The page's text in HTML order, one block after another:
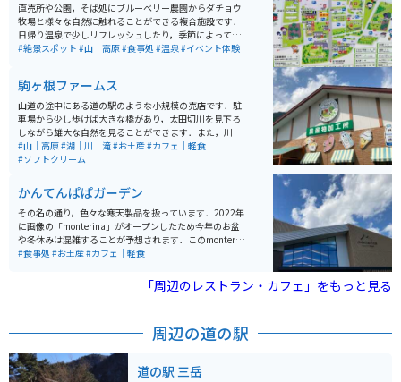
直売所や公園，そば処にブルーベリー農園からダチョウ
牧場と様々な自然に触れることができる複合施設です．
日帰り温泉で少しリフレッシュしたり，季節によっては
果物や野菜の収穫体験ができたり，キックバイク体験コ
#絶景スポット #山｜高原#食事処 #温泉#イベント体験
駒ヶ根ファームス
山道の途中にある道の駅のような小規模の売店です．駐
車場から少し歩けば大きな橋があり，太田切川を見下ろ
しながら雄大な自然を見ることができます．また，川に
降りることもでき，夏でも冷たい水で川遊びが楽しめま
す．川で遊んだ後のすずらんソフトクリームは絶品で
#山｜高原#湖｜川｜滝#お土産#カフェ｜軽食
#ソフトクリーム
かんてんぱぱガーデン
その名の通り，色々な寒天製品を扱っています．2022年
に画像の「monterina」がオープンしたため今年のお盆
や冬休みは混雑することが予想されます．このmonterin
aは，寒天に限らず，全国の珍味や長野県の地酒(日本酒)
と思います．地方の意外な珍味に出会えるかもしれませ
#食事処 #お土産#カフェ｜軽食
「周辺のレストラン・カフェ」をもっと見る
周辺の道の駅
道の駅 三岳